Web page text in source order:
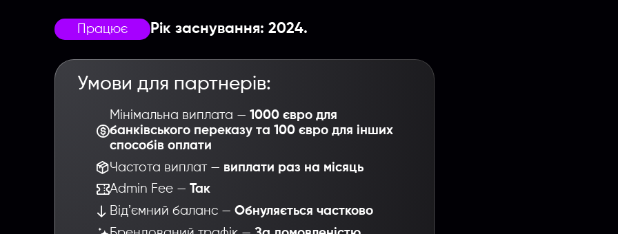
Працює Рік заснування: 2024.
Умови для партнерів:
Мінімальна виплата — 1000 євро для
банківського переказу та 100 євро для інших
способів оплати
Частота виплат — виплати раз на місяць
Admin Fee — Так
Відʼємний баланс — Обнуляється частково